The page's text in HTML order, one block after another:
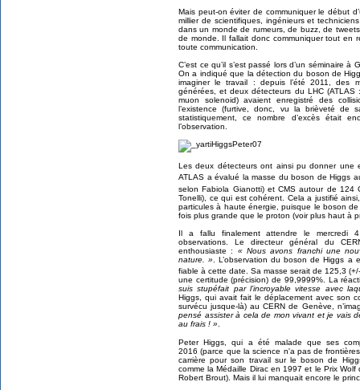
Mais peut-on éviter de communiquer le début
millier de scientifiques, ingénieurs et
dans un monde de rumeurs, de buzz, de
de monde. Il fallait donc communiquer tout en
toute communication.
C’est ce qu’il s’est passé lors d’un séminaire
On a indiqué que la détection du boson de
imaginer le travail : depuis l’été 2011, des
générées, et deux détecteurs du LHC
muon solenoid) avaient enregistré des
l’existence (furtive, donc, vu la brièveté
statistiquement, ce nombre d’excès était
l’observation.
Les deux détecteurs ont ainsi pu donner une
ATLAS a évalué la masse du boson de Higgs
selon Fabiola Gianotti) et CMS autour de 124
Tonelli), ce qui est cohérent. Cela a justifié
particules à haute énergie, puisque le boson
fois plus grande que le proton (voir plus haut à
Il a fallu finalement attendre le mercredi
observations. Le directeur général du
enthousiaste : « Nous avons franchi une
nature. » . L’observation du boson de Higgs
fiable à cette date. Sa masse serait de 125,3
une certitude (précision) de 99,9999%. La
suis stupéfait par l’incroyable vitesse avec
Higgs, qui avait fait le déplacement avec son
survécu jusque-là) au CERN de Genève,
pensé assister à cela de mon vivant et je vais
au frais ! »
Peter Higgs, qui a été malade que ses
2016 (parce que la science n'a pas de
carrière pour son travail sur le boson de
comme la Médaille Dirac en 1997 et le Prix
Robert Brout). Mais il lui manquait encore le